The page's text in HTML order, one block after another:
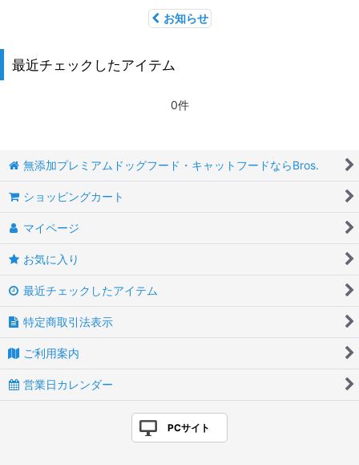
お知らせ
最近チェックしたアイテム
0件
無添加プレミアムドッグフード・キャットフードならBros.
ショッピングカート
マイページ
お気に入り
最近チェックしたアイテム
特定商取引法表示
ご利用案内
営業日カレンダー
PCサイト